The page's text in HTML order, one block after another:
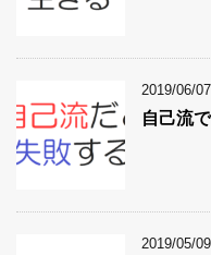
2019/06/07
自己流
2019/05/09